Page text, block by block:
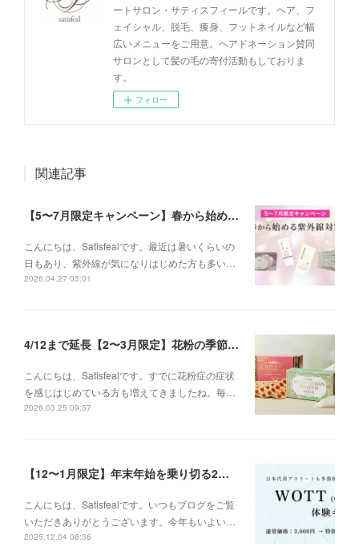
ートサロン・サティスフィールです。ヘア、フ
ェイシャル、脱毛、痩身、フットネイルなど幅
広いメニューをご用意。ヘアドネーション賛同
サロンとして髪の毛の寄付活動もしておりま
す。
フォロー
関連記事
【5〜7月限定キャンペーン】春から始める紫外線対策
こんにちは、Satisfealです。最近は暑いくらいの
日もあり、紫外線が気になりはじめた方も多い…
2026.04.27 03:01
4/12まで延長【2〜3月限定】花粉の季節に、インナーケアセットキャンペーン
こんにちは、Satisfealです。すでに花粉症の症状
を感じはじめている方も増えてきましたね。毎…
2026.03.25 09:57
【12〜1月限定】年末年始を乗り切る2大キャンペーン
こんにちは、Satisfealです。いつもブログをご覧
いただきありがとうございます。今年もいよい…
2025.12.04 08:36